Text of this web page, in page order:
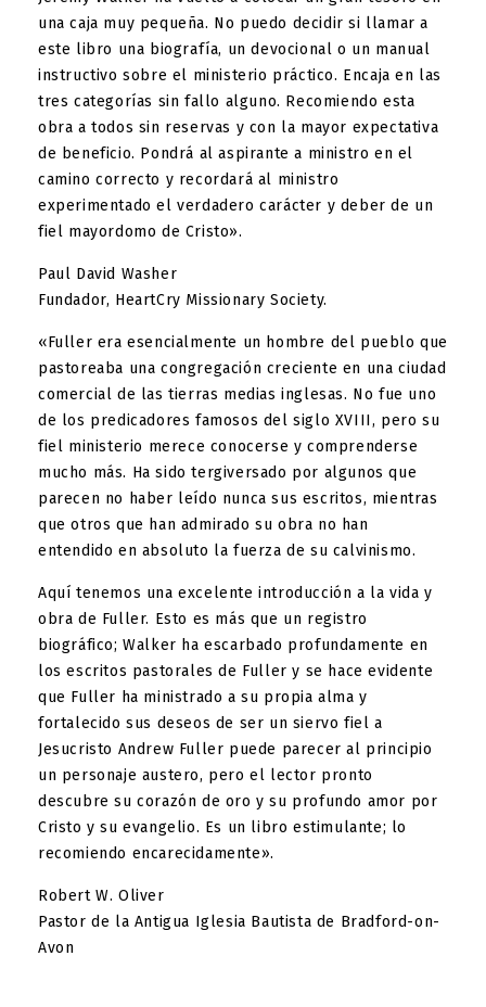
una caja muy pequeña. No puedo decidir si llamar a
este libro una biografía, un devocional o un manual
instructivo sobre el ministerio práctico. Encaja en las
tres categorías sin fallo alguno. Recomiendo esta
obra a todos sin reservas y con la mayor expectativa
de beneficio. Pondrá al aspirante a ministro en el
camino correcto y recordará al ministro
experimentado el verdadero carácter y deber de un
fiel mayordomo de Cristo».
Paul David Washer
Fundador, HeartCry Missionary Society.
«Fuller era esencialmente un hombre del pueblo que
pastoreaba una congregación creciente en una ciudad
comercial de las tierras medias inglesas. No fue uno
de los predicadores famosos del siglo XVIII, pero su
fiel ministerio merece conocerse y comprenderse
mucho más. Ha sido tergiversado por algunos que
parecen no haber leído nunca sus escritos, mientras
que otros que han admirado su obra no han
entendido en absoluto la fuerza de su calvinismo.
Aquí tenemos una excelente introducción a la vida y
obra de Fuller. Esto es más que un registro
biográfico; Walker ha escarbado profundamente en
los escritos pastorales de Fuller y se hace evidente
que Fuller ha ministrado a su propia alma y
fortalecido sus deseos de ser un siervo fiel a
Jesucristo Andrew Fuller puede parecer al principio
un personaje austero, pero el lector pronto
descubre su corazón de oro y su profundo amor por
Cristo y su evangelio. Es un libro estimulante; lo
recomiendo encarecidamente».
Robert W. Oliver
Pastor de la Antigua Iglesia Bautista de Bradford-on-
Avon